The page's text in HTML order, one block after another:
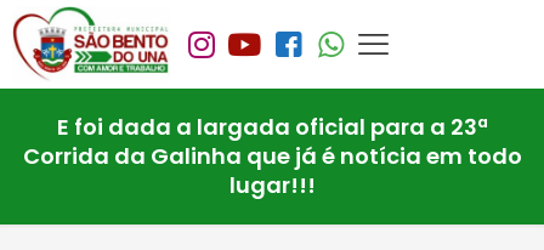
E foi dada a largada oficial para a 23ª
Corrida da Galinha que já é notícia em todo
lugar!!!